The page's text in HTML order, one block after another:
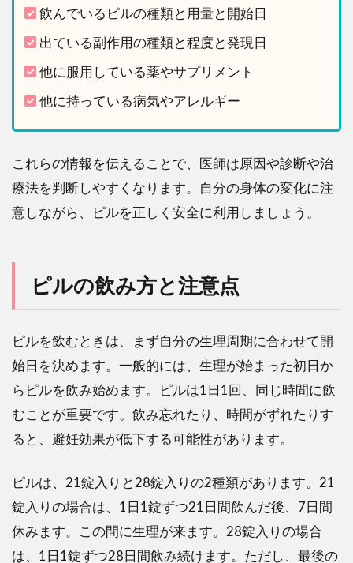
飲んでいるピルの種類と用量と開始日
出ている副作用の種類と程度と発現日
他に服用している薬やサプリメント
他に持っている病気やアレルギー
これらの情報を伝えることで、医師は原因や診断や治
療法を判断しやすくなります。自分の身体の変化に注
意しながら、ピルを正しく安全に利用しましょう。
ピルの飲み方と注意点
ピルを飲むときは、まず自分の生理周期に合わせて開
始日を決めます。一般的には、生理が始まった初日か
らピルを飲み始めます。ピルは1日1回、同じ時間に飲
むことが重要です。飲み忘れたり、時間がずれたりす
ると、避妊効果が低下する可能性があります。
ピルは、21錠入りと28錠入りの2種類があります。21
錠入りの場合は、1日1錠ずつ21日間飲んだ後、7日間
休みます。この間に生理が来ます。28錠入りの場合
は、1日1錠ずつ28日間飲み続けます。ただし、最後の